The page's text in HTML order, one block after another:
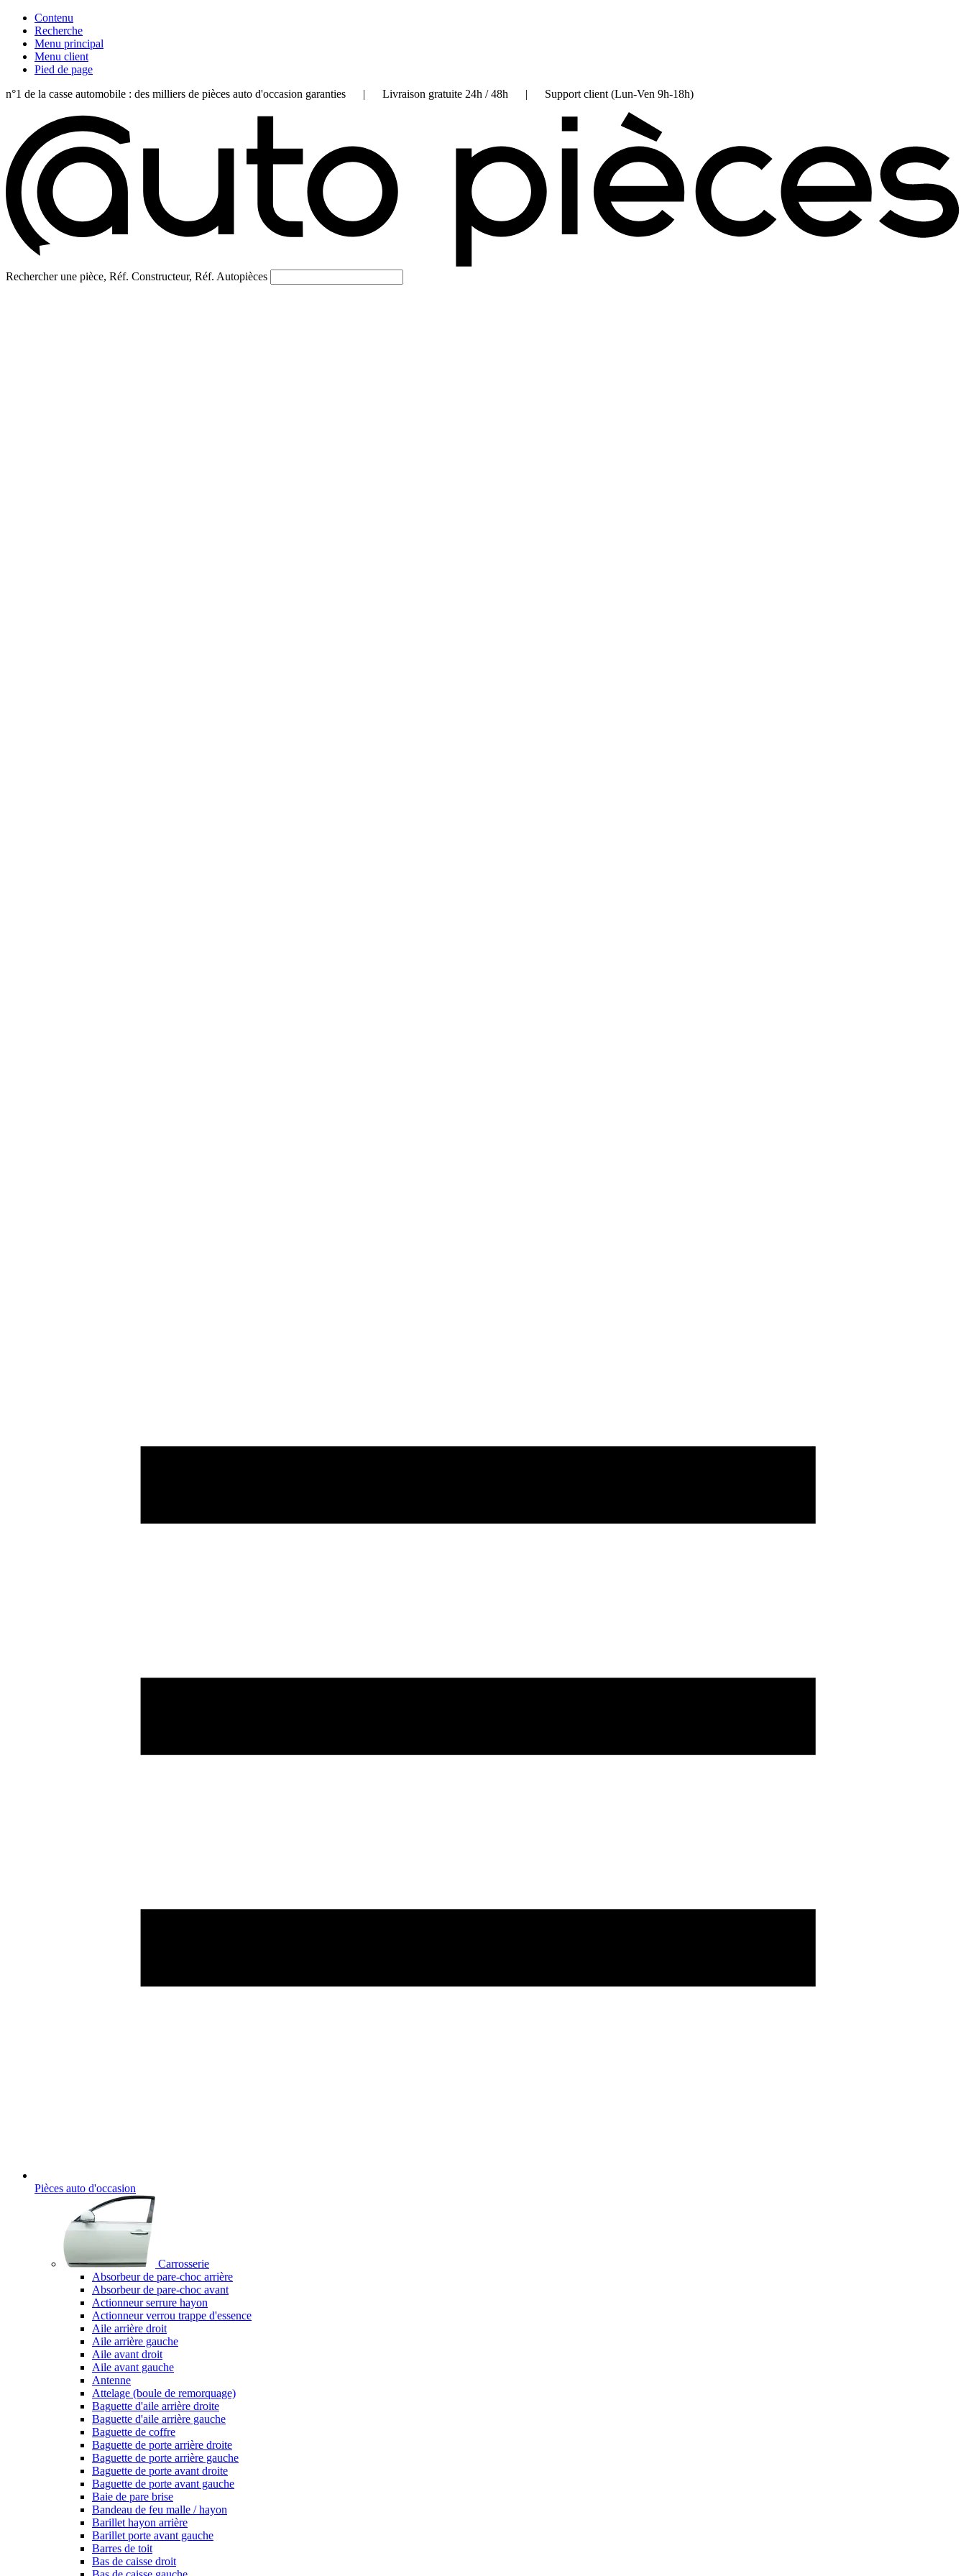
Contenu
Recherche
Menu principal
Menu client
Pied de page
n°1 de la casse automobile : des milliers de pièces auto d'occasion garanties | Livraison gratuite 24h / 48h | Support client (Lun-Ven 9h-18h)
Rechercher une pièce, Réf. Constructeur, Réf. Autopièces
Pièces auto d'occasion
Carrosserie
Absorbeur de pare-choc arrière
Absorbeur de pare-choc avant
Actionneur serrure hayon
Actionneur verrou trappe d'essence
Aile arrière droit
Aile arrière gauche
Aile avant droit
Aile avant gauche
Antenne
Attelage (boule de remorquage)
Baguette d'aile arrière droite
Baguette d'aile arrière gauche
Baguette de coffre
Baguette de porte arrière droite
Baguette de porte arrière gauche
Baguette de porte avant droite
Baguette de porte avant gauche
Baie de pare brise
Bandeau de feu malle / hayon
Barillet hayon arrière
Barillet porte avant gauche
Barres de toit
Bas de caisse droit